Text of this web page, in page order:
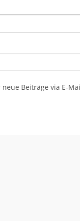
Beiträge via E-